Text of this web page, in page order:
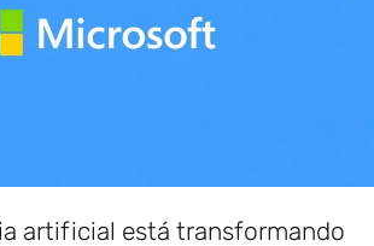
artificial está transformando